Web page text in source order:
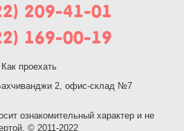
209-41-01
169-00-19
Как проехать
2, офис-склад №7
ознакомительный характер и не
© 2011-2022